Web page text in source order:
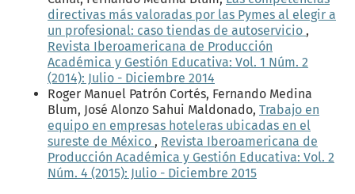
directivas más valoradas por las Pymes al elegir a
un profesional: caso tiendas de autoservicio ,
Revista Iberoamericana de Producción
Académica y Gestión Educativa: Vol. 1 Núm. 2
(2014): Julio - Diciembre 2014
Roger Manuel Patrón Cortés, Fernando Medina
Blum, José Alonzo Sahui Maldonado, Trabajo en
equipo en empresas hoteleras ubicadas en el
sureste de México , Revista Iberoamericana de
Producción Académica y Gestión Educativa: Vol. 2
Núm. 4 (2015): Julio - Diciembre 2015